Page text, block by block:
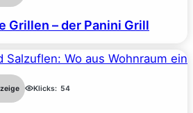
Grillen – der Panini Grill
Klicks: 54